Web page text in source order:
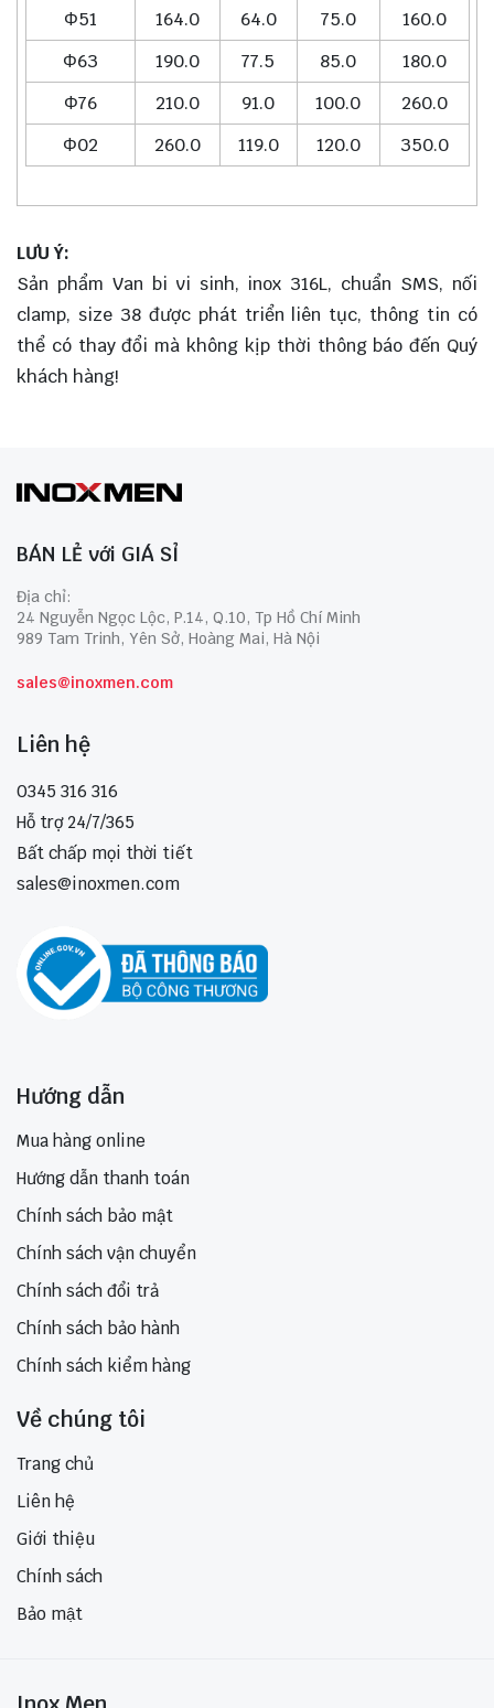
Φ51
164.0 64.0 75.0
160.0
Φ63
190.0 77.5 85.0
180.0
Φ76
210.0 91.0 100.0
260.0
Φ02
260.0 119.0 120.0 350.0
LƯU Ý:
Sản phẩm Van bi vi sinh, inox 316L, chuẩn SMS, nối
clamp, size 38 được phát triển liên tục, thông tin có
thể có thay đổi mà không kịp thời thông báo đến Quý
khách hàng!
BÁN LẺ với GIÁ SỈ
Địa chỉ:
24 Nguyễn Ngọc Lộc, P.14, Q.10, Tp Hồ Chí Minh
989 Tam Trinh, Yên Sở, Hoàng Mai, Hà Nội
sales@inoxmen.com
Liên hệ
0345 316 316
Hỗ trợ 24/7/365
Bất chấp mọi thời tiết
sales@inoxmen.com
Hướng dẫn
Mua hàng online
Hướng dẫn thanh toán
Chính sách bảo mật
Chính sách vận chuyển
Chính sách đổi trả
Chính sách bảo hành
Chính sách kiểm hàng
Về chúng tôi
Trang chủ
Liên hệ
Giới thiệu
Chính sách
Bảo mật